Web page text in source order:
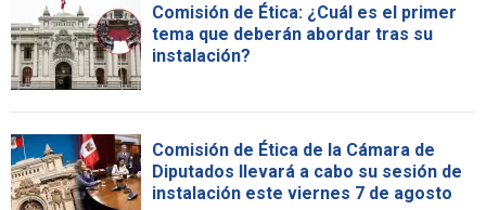
Comisión de Ética: ¿Cuál es el primer
tema que deberán abordar tras su
instalación?
Comisión de Ética de la Cámara de
Diputados llevará a cabo su sesión de
instalación este viernes 7 de agosto